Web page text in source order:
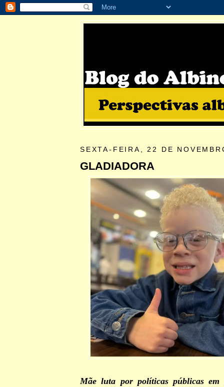
SEXTA-FEIRA, 22 DE
GLADIADORA
Mãe luta por políticas públicas em